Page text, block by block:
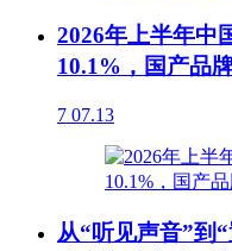
2026年上半年中
10.1%，国产品
7 07.13
从“听见声音”到